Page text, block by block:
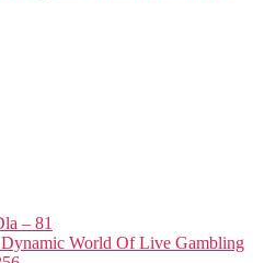
– 81
World Of Live Gambling